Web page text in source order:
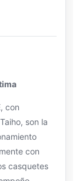
con
son la
con
casquetes